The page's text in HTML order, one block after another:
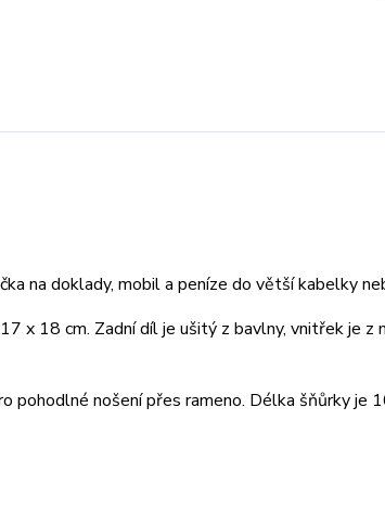
na doklady, mobil a peníze do větší kabelky
x 18 cm. Zadní díl je ušitý z bavlny, vnitřek je z
pohodlné nošení přes rameno. Délka šňůrky je